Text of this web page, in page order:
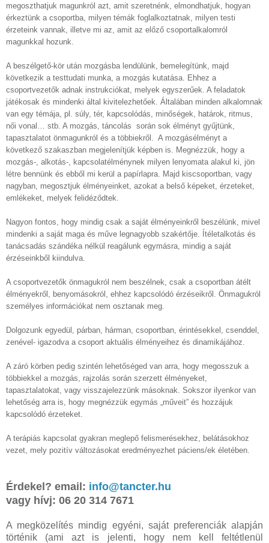
megoszthatjuk magunkról azt, amit szeretnénk, elmondhatjuk, hogyan
érkeztünk a csoportba, milyen témák foglalkoztatnak, milyen testi
érzeteink vannak, illetve mi az, amit az előző csoportalkalomról
magunkkal hozunk.
A beszélgető-kör után mozgásba lendülünk, bemelegítünk, majd
következik a testtudati munka, a mozgás kutatása. Ehhez a
csoportvezetők adnak instrukciókat, melyek egyszerűek. A feladatok
játékosak és mindenki által kivitelezhetőek. Általában minden alkalomnak
van egy témája, pl. súly, tér, kapcsolódás, minőségek, határok, ritmus,
női vonal… stb. A mozgás, táncolás során sok élményt gyűjtünk,
tapasztalatot önmagunkról és a többiekről. A mozgásélményt a
következő szakaszban megjelenítjük képben is. Megnézzük, hogy a
mozgás-, alkotás-, kapcsolatélménynek milyen lenyomata alakul ki, jön
létre bennünk és ebből mi kerül a papírlapra. Majd kiscsoportban, vagy
nagyban, megosztjuk élményeinket, azokat a belső képeket, érzeteket,
emlékeket, melyek felidéződtek.
Nagyon fontos, hogy mindig csak a saját élményeinkről beszélünk, mivel
mindenki a saját maga és műve legnagyobb szakértője. Ítéletalkotás és
tanácsadás szándéka nélkül reagálunk egymásra, mindig a saját
érzéseinkből kiindulva.
A csoportvezetők önmagukról nem beszélnek, csak a csoportban átélt
élményekről, benyomásokról, ehhez kapcsolódó érzéseikről. Önmagukról
személyes információkat nem osztanak meg.
Dolgozunk egyedül, párban, hárman, csoportban, érintésekkel, csenddel,
zenével- igazodva a csoport aktuális élményeihez és dinamikájához.
A záró körben pedig szintén lehetőséged van arra, hogy megosszuk a
többiekkel a mozgás, rajzolás során szerzett élményeket,
tapasztalatokat, vagy visszajelezzünk másoknak. Sokszor ilyenkor van
lehetőség arra is, hogy megnézzük egymás „műveit” és hozzájuk
kapcsolódó érzeteket.
A terápiás kapcsolat gyakran meglepő felismerésekhez, belátásokhoz
vezet, mely pozitív változásokat eredményezhet páciens/ek életében.
Érdekel? email: info@tancter.hu
vagy hívj: 06 20 314 7671
A megközelítés mindig egyéni, saját preferenciák alapján
történik (ami azt is jelenti, hogy nem kell feltétlenül